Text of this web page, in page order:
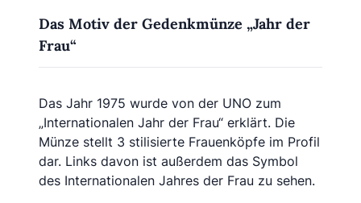
Das Motiv der Gedenkmünze „Jahr der
Frau“
Das Jahr 1975 wurde von der UNO zum
„Internationalen Jahr der Frau“ erklärt. Die
Münze stellt 3 stilisierte Frauenköpfe im Profil
dar. Links davon ist außerdem das Symbol
des Internationalen Jahres der Frau zu sehen.